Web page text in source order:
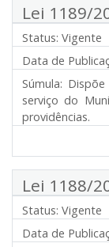
Lei 1189/
Status: Vigente
Data de
Súmula:
serviço do
providências.
Lei 1188/
Status: Vigente
Data de